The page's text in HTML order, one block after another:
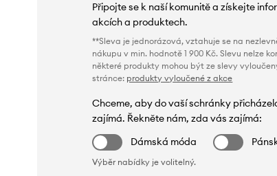
Připojte se k naší komunitě a získejte
akcích a produktech.
**Sleva je jednorázová, vztahuje se na
nákupu v min. hodnotě 1 900 Kč. Slevu nelze
některé produkty mohou být ze slevy
stránce: produkty vyloučené z akce
Chceme, aby do vaší schránky
zajímá. Řekněte nám, zda vás zajímá:
Dámská móda
Výběr nabídky je volitelný.